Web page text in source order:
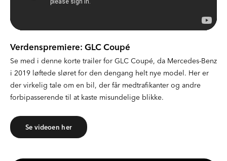
Verdenspremiere: GLC Coupé
Se med i denne korte trailer for GLC Coupé, da Mercedes-Benz
i 2019 løftede sløret for den dengang helt nye model. Her er
der virkelig tale om en bil, der får medtrafikanter og andre
forbipasserende til at kaste misundelige blikke.
Se videoen her